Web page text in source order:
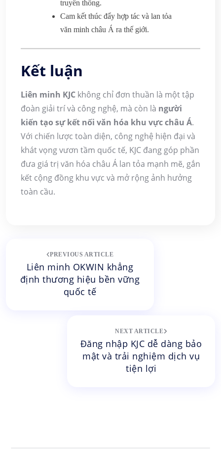
truyền thống.
Cam kết thúc đẩy hợp tác và lan tỏa
văn minh châu Á ra thế giới.
Kết luận
Liên minh KJC không chỉ đơn thuần là một tập
đoàn giải trí và công nghệ, mà còn là người
kiến tạo sự kết nối văn hóa khu vực châu Á.
Với chiến lược toàn diện, công nghệ hiện đại và
khát vọng vươn tầm quốc tế, KJC đang góp phần
đưa giá trị văn hóa châu Á lan tỏa mạnh mẽ, gắn
kết cộng đồng khu vực và mở rộng ảnh hưởng
toàn cầu.
navigationPREVIOUS ARTICLE
Liên minh OKWIN khẳng
định thương hiệu bền vững
quốc tế
NEXT ARTICLE
Đăng nhập KJC dễ dàng bảo
mật và trải nghiệm dịch vụ
tiện lợi